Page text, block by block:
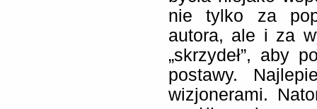
nie tylko za
autora, ale i za
„skrzydeł”, aby
postawy.
wizjonerami.